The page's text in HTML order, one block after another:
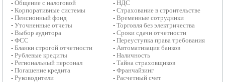
-Общение с налоговой
-Корпоративные системы
-Пенсионный фонд
-Уточненные отчеты
-Выбор аудитора
-ФСС
-Бланки строгой отчетности
-Рублевые кредиты
-Региональный персонал
-Погашение кредита
-Руководители
-НДС
-Страхование в строительстве
-Временные сотрудники
-Торговля без электричества
-Сроки сдачи отчетности
-Переуступка права требования
- Автоматизация банков
-Наличность
-Тайна страховщиков
-Франчайзинг
-Расчетный счет